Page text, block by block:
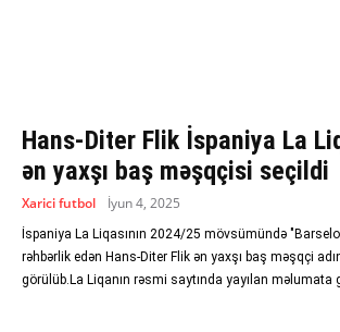
Hans-Diter Flik İspaniya La
ən yaxşı baş məşqçisi seçildi
Xarici futbol
İyun 4, 2025
İspaniya La Liqasının 2024/25 mövsümündə
rəhbərlik edən Hans-Diter Flik ən yaxşı baş məşqçi
görülüb.La Liqanın rəsmi saytında yayılan məlumata